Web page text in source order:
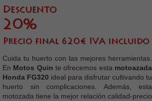
Cuida tu huerto con las mejores herramientas.
En Motos Quin te ofrecemos esta motoazada
Honda FG320 ideal para disfrutar cultivando tu
huerto sin complicaciones. Además, esta
motozada tiene la mejor relación calidad-precio